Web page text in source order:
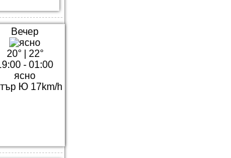
Вечер
20°| 22°
- 01:00
ясно
Ю 17km/h